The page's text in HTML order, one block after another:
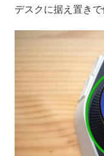
デスクに据え置きで